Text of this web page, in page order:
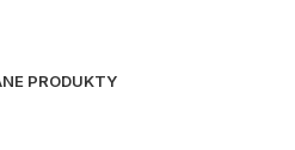
PRODUKTY